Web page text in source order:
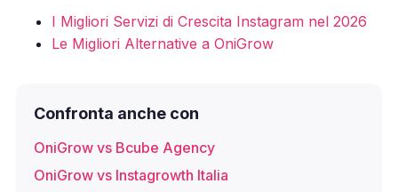
I Migliori Servizi di Crescita Instagram nel 2026
Le Migliori Alternative a OniGrow
Confronta anche con
OniGrow vs Bcube Agency
OniGrow vs Instagrowth Italia